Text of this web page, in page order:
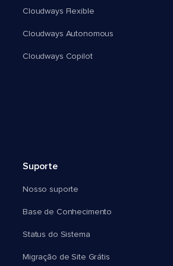
Cloudways Flexible
Cloudways Autonomous
Cloudways Copilot
Suporte
Nosso suporte
Base de Conhecimento
Status do Sistema
Migração de Site Grátis